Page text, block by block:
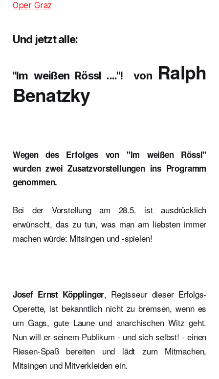
Oper Graz
Und jetzt alle:
"Im weißen Rössl ...."! von Ralph
Benatzky
Wegen des Erfolges von "Im weißen Rössl"
wurden zwei Zusatzvorstellungen ins Programm
genommen.
Bei der Vorstellung am 28.5. ist ausdrücklich
erwünscht, das zu tun, was man am liebsten immer
machen würde: Mitsingen und -spielen!
Josef Ernst Köpplinger, Regisseur dieser Erfolgs-
Operette, ist bekanntlich nicht zu bremsen, wenn es
um Gags, gute Laune und anarchischen Witz geht.
Nun will er seinem Publikum - und sich selbst! - einen
Riesen-Spaß bereiten und lädt zum Mitmachen,
Mitsingen und Mitverkleiden ein.